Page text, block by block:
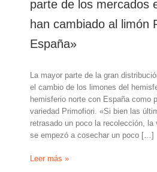
parte de los mercados
han cambiado al limón
España»
La mayor parte de la gran
el cambio de los limones del
hemisferio norte con España como
variedad Primofiori. «Si bien las
retrasado un poco la recolección, la
se empezó a cosechar un poco […]
Enrique
Leer más »